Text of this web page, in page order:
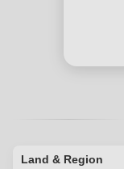
Land & Region